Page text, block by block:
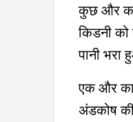
कुछ और
किडनी
पानी
एक और
अंडकोष